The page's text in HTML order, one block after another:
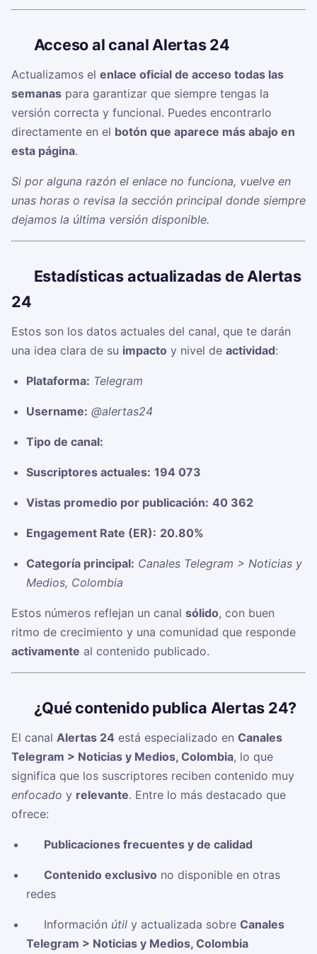
Acceso al canal Alertas 24
Actualizamos el enlace oficial de acceso todas las
semanas para garantizar que siempre tengas la
versión correcta y funcional. Puedes encontrarlo
directamente en el botón que aparece más abajo en
esta página.
Si por alguna razón el enlace no funciona, vuelve en
unas horas o revisa la sección principal donde siempre
dejamos la última versión disponible.
Estadísticas actualizadas de Alertas
24
Estos son los datos actuales del canal, que te darán
una idea clara de su impacto y nivel de actividad:
Plataforma: Telegram
Username: @alertas24
Tipo de canal:
Suscriptores actuales: 194 073
Vistas promedio por publicación: 40 362
Engagement Rate (ER): 20.80%
Categoría principal: Canales Telegram > Noticias y
Medios, Colombia
Estos números reflejan un canal sólido, con buen
ritmo de crecimiento y una comunidad que responde
activamente al contenido publicado.
¿Qué contenido publica Alertas 24?
El canal Alertas 24 está especializado en Canales
Telegram > Noticias y Medios, Colombia, lo que
significa que los suscriptores reciben contenido muy
enfocado y relevante. Entre lo más destacado que
ofrece:
Publicaciones frecuentes y de calidad
Contenido exclusivo no disponible en otras
redes
✅ Información útily actualizada sobre Canales
Telegram > Noticias y Medios, Colombia